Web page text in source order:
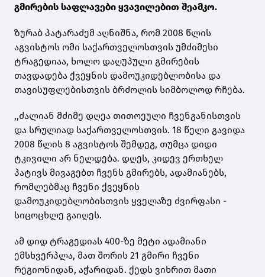
გმირების საფლავები ყვავილებით შეამკო.
ზურაბ პატარაძემ აღნიშნა, რომ 2008 წლის
აგვისტოს ომი საქართველოსთვის უმძიმესი
ტრაგედიაა, ხოლო დაღუპული გმირების
თავდადება ქვეყნის დამოუკიდებლობისა და
თავისუფლებისთვის ბრძოლის სიმბოლოდ რჩება.
,,ძალიან მძიმე დღეა თითოეული ჩვენგანისთვის
და სრულიად საქართველოსთვის. 18 წელი გავიდა
2008 წლის 8 აგვისტოს შემდეგ, თუმცა დიდი
ტკივილი არ ნელდება. დღეს, კიდევ ერთხელ
პატივს მივაგებთ ჩვენს გმირებს, ადამიანებს,
რომლებმაც ჩვენი ქვეყნის
დამოუკიდებლობისთვის ყველაზე ძვირფასი -
სიცოცხლე გაიღეს.
ამ დიდ ტრაგედიას 400-ზე მეტი ადამიანი
ემსხვერპლა, მათ შორის 21 გმირი ჩვენი
რეგიონიდან, აჭარიდან. ქედს ვიხრით მათი